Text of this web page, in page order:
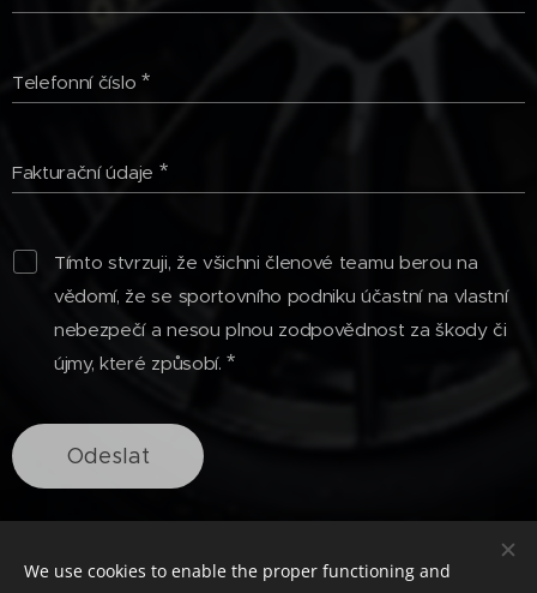
Telefonní číslo
Fakturační údaje
Tímto stvrzuji, že všichni členové teamu berou na
vědomí, že se sportovního podniku účastní na vlastní
nebezpečí a nesou plnou zodpovědnost za škody či
újmy, které způsobí.
Odeslat
We use cookies to enable the proper functioning and